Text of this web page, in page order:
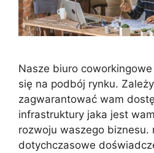
Nasze biuro
się na podbój rynku.
zagwarantować wam
infrastruktury jaka jest
rozwoju waszego biznesu.
dotychczasowe